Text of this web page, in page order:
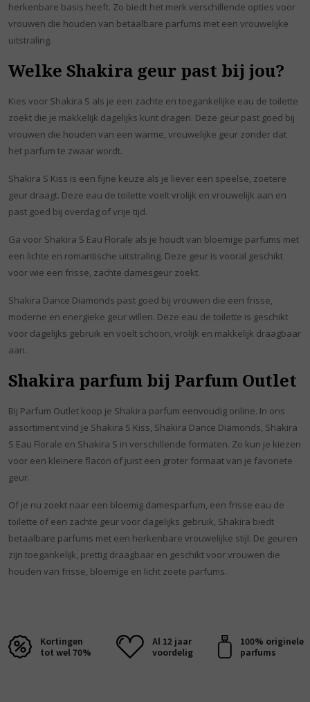
herkenbare basis heeft. Zo biedt het merk verschillende opties voor
vrouwen die houden van betaalbare parfums met een vrouwelijke
uitstraling.
Welke Shakira geur past bij jou?
Kies voor Shakira S als je een zachte en toegankelijke eau de toilette
zoekt die je makkelijk dagelijks kunt dragen. Deze geur past goed bij
vrouwen die houden van een warme, vrouwelijke geur zonder dat
het parfum te zwaar wordt.
Shakira S Kiss is een fijne keuze als je liever een speelse, zoetere
geur draagt. Deze eau de toilette voelt vrolijk en vrouwelijk aan en
past goed bij overdag of vrije tijd.
Ga voor Shakira S Eau Florale als je houdt van bloemige parfums met
een lichte en romantische uitstraling. Deze geur is vooral geschikt
voor wie een frisse, zachte damesgeur zoekt.
Shakira Dance Diamonds past goed bij vrouwen die een frisse,
moderne en energieke geur willen. Deze eau de toilette is geschikt
voor dagelijks gebruik en voelt schoon, vrolijk en makkelijk draagbaar
aan.
Shakira parfum bij Parfum Outlet
Bij Parfum Outlet koop je Shakira parfum eenvoudig online. In ons
assortiment vind je Shakira S Kiss, Shakira Dance Diamonds, Shakira
S Eau Florale en Shakira S in verschillende formaten. Zo kun je kiezen
voor een kleinere flacon of juist een groter formaat van je favoriete
geur.
Of je nu zoekt naar een bloemig damesparfum, een frisse eau de
toilette of een zachte geur voor dagelijks gebruik, Shakira biedt
betaalbare parfums met een herkenbare vrouwelijke stijl. De geuren
zijn toegankelijk, prettig draagbaar en geschikt voor vrouwen die
houden van frisse, bloemige en licht zoete parfums.
Kortingen
tot wel 70%
Al 12 jaar
voordelig
100% originele
parfums